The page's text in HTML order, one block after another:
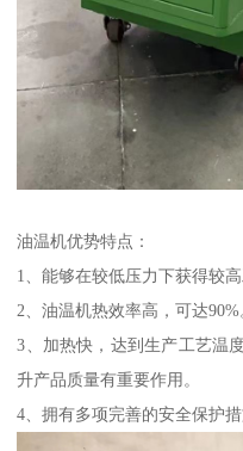
油温机优势特点：
1、能够在较低压力下获得较高
2、油温机热效率高，可达90%
3、加热快，达到生产工艺温
升产品质量有重要作用。
4、拥有多项完善的安全保护